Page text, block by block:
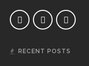
RECENT POSTS